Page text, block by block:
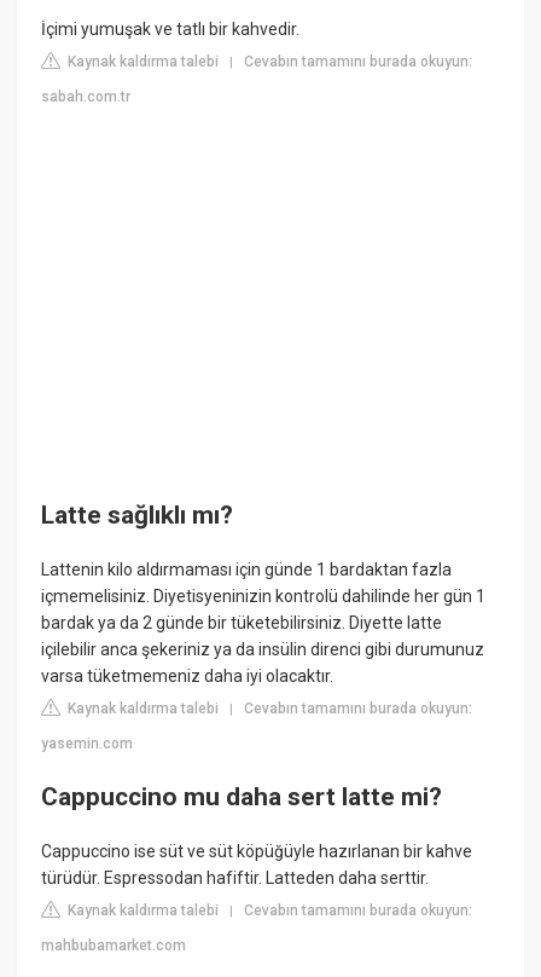
İçimi yumuşak ve tatlı bir kahvedir.
Kaynak kaldırma talebi |Cevabın tamamını burada okuyun:
sabah.com.tr
Latte sağlıklı mı?
Lattenin kilo aldırmaması için günde 1 bardaktan fazla
içmemelisiniz. Diyetisyeninizin kontrolü dahilinde her gün 1
bardak ya da 2 günde bir tüketebilirsiniz. Diyette latte
içilebilir anca şekeriniz ya da insülin direnci gibi durumunuz
varsa tüketmemeniz daha iyi olacaktır.
Kaynak kaldırma talebi |Cevabın tamamını burada okuyun:
yasemin.com
Cappuccino mu daha sert latte mi?
Cappuccino ise süt ve süt köpüğüyle hazırlanan bir kahve
türüdür. Espressodan hafiftir. Latteden daha serttir.
Kaynak kaldırma talebi |Cevabın tamamını burada okuyun:
mahbubamarket.com